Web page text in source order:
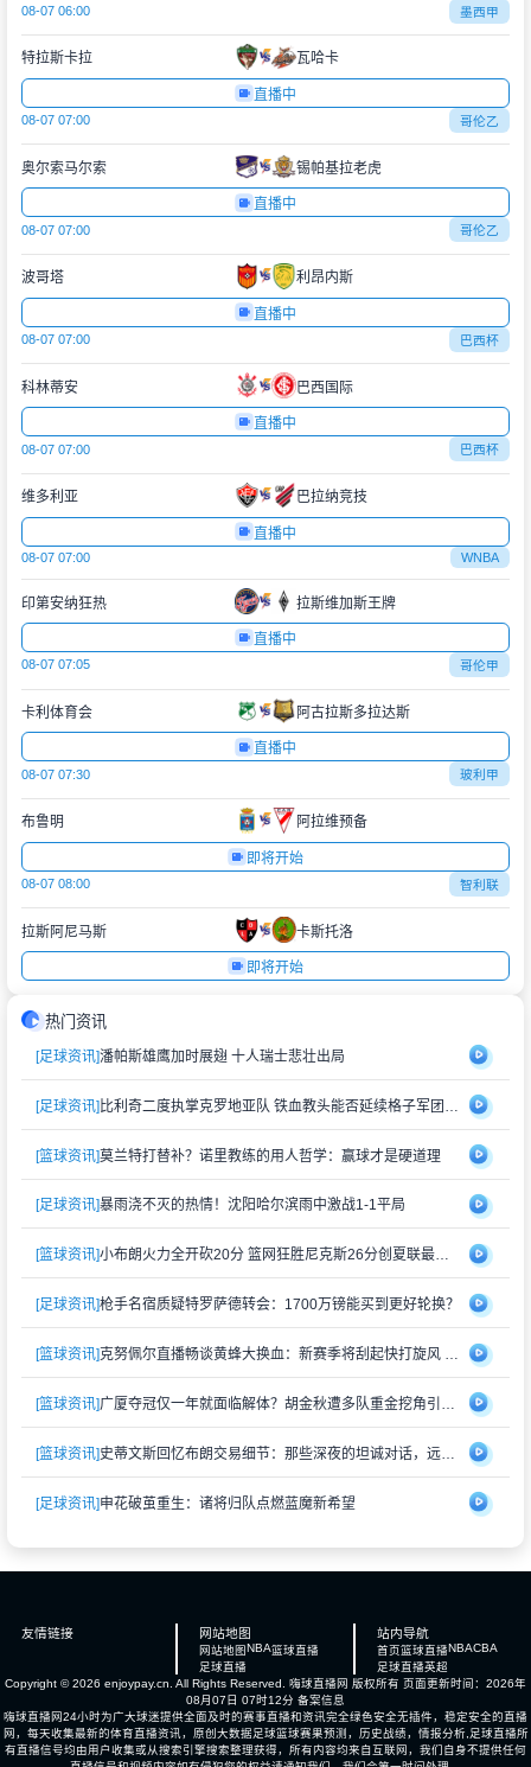
08-07 06:00 墨西甲
特拉斯卡拉 瓦哈卡
直播中
08-07 07:00 哥伦乙
奥尔索马尔索 锡帕基拉老虎
直播中
08-07 07:00 哥伦乙
波哥塔 利昂内斯
直播中
08-07 07:00 巴西杯
科林蒂安 巴西国际
直播中
08-07 07:00 巴西杯
维多利亚 巴拉纳竞技
直播中
08-07 07:00 WNBA
印第安纳狂热 拉斯维加斯王牌
直播中
08-07 07:05 哥伦甲
卡利体育会 阿古拉斯多拉达斯
直播中
08-07 07:30 玻利甲
布鲁明 阿拉维预备
即将开始
08-07 08:00 智利联
拉斯阿尼马斯 卡斯托洛
即将开始
热门资讯
[足球资讯]潘帕斯雄鹰加时展翅 十人瑞士悲壮出局
[足球资讯]
[篮球资讯]莫兰特打替补？诺里教练的用人哲学：赢球才是硬道理
[足球资讯]暴雨浇不灭的热情！沈阳哈尔滨雨中激战1-1平局
[篮球资讯] 小布朗火力全开砍20分 篮网狂胜尼克斯26分创夏联最大分差
[足球资讯]枪手名宿质疑特罗萨德转会：1700万镑能买到更好轮换？
[篮球资讯] 克努佩尔直播畅谈黄蜂大换血：新赛季将刮起快打旋风 射手群蓄势待发
[篮球资讯] 广厦夺冠仅一年就面临解体？胡金秋遭多队重金挖角引猜测
[篮球资讯] 史蒂文斯回忆布朗交易细节：那些深夜的坦诚对话，远比想象中复杂
[足球资讯]申花破茧重生：诸将归队点燃蓝魔新希望
友情链接 网站地图
网站地图 NBA篮球直播
足球直播
站内导航
首页篮球直播NBACBA
足球直播英超
Copyright © 2026 enjoypay.cn. All Rights Reserved. 嗨球直播网 版权所有 页面更新时间：2026年
08月07日 07时12分 备案信息
嗨球直播网24小时为广大球迷提供全面及时的赛事直播和资讯完全绿色安全无插件，稳定安全的直播
网，每天收集最新的体育直播资讯，原创大数据足球篮球赛果预测，历史战绩，情报分析,足球直播所
有直播信号均由用户收集或从搜索引擎搜索整理获得，所有内容均来自互联网，我们自身不提供任何